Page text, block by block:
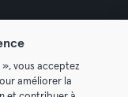
vous acceptez
améliorer la